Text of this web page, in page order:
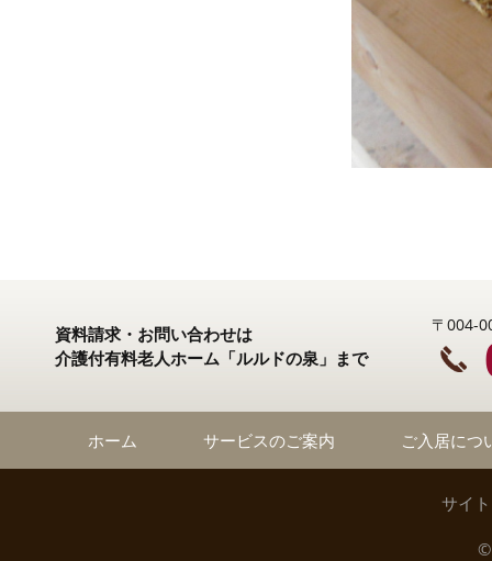
資料請求・お問い合わせは
介護付有料老人ホーム「ルルドの泉」まで
〒004-
ホーム サービスのご案内 ご入居につ
サイ
©